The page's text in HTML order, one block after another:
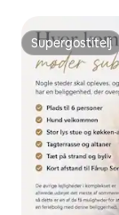
Supergostitelj
Supergostitelj